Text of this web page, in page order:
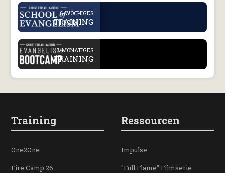
. 6-WÖCHIGES
TRAINING
. 3-MONATIGES
TRAINING
Training
One2One
Fire Camp 26
Ressourcen
Impulse
"Full Flame" Filmserie